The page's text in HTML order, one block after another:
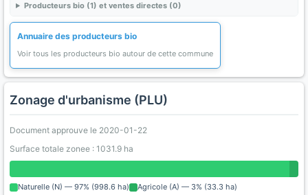
Producteurs bio (1) et ventes directes (0)
Annuaire des producteurs bio
Voir tous les producteurs bio autour de cette commune
Zonage d'urbanisme (PLU)
Document approuve le 2020-01-22
Surface totale zonee : 1031.9 ha
Naturelle (N) — 97% (998.6 ha) Agricole (A) — 3% (33.3 ha)